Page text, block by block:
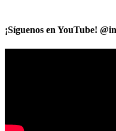
¡Síguenos en YouTube!